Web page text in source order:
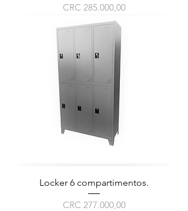
Preço
CRC 285.000,00
Locker 6 compartimentos.
Preço
CRC 277.000,00